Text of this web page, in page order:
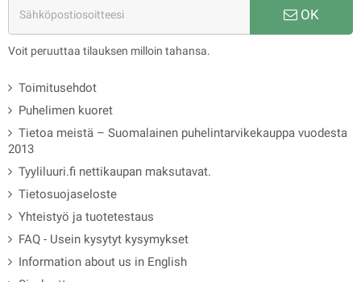
OK
Voit peruuttaa tilauksen milloin tahansa.
Toimitusehdot
Puhelimen kuoret
Tietoa meistä – Suomalainen puhelintarvikekauppa vuodesta
2013
Tyyliluuri.fi nettikaupan maksutavat.
Tietosuojaseloste
Yhteistyö ja tuotetestaus
FAQ - Usein kysytyt kysymykset
Information about us in English